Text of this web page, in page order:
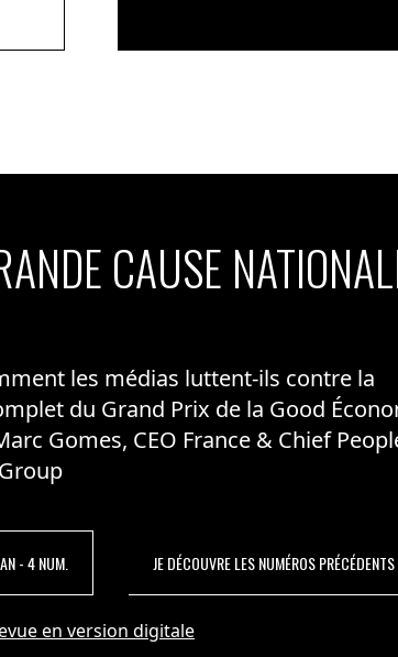
CAUSE
les médias luttent-ils contre la
du Grand Prix de la Good
Gomes, CEO France & Chief
- 4 NUM. JE DÉCOUVRE LES NUMÉROS PRÉCÉDENTS
en version digitale